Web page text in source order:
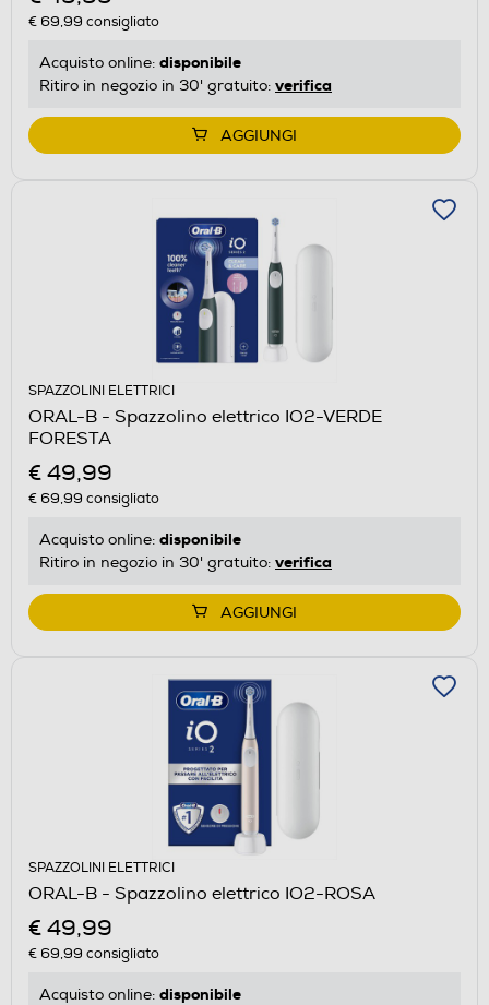
€ 69,99 consigliato
Acquisto online: disponibile
Ritiro in negozio in 30' gratuito: verifica
AGGIUNGI
SPAZZOLINI ELETTRICI
ORAL-B - Spazzolino elettrico IO2-VERDE
FORESTA
€ 49,99
€ 69,99 consigliato
Acquisto online: disponibile
Ritiro in negozio in 30' gratuito: verifica
AGGIUNGI
SPAZZOLINI ELETTRICI
ORAL-B - Spazzolino elettrico IO2-ROSA
€ 49,99
€ 69,99 consigliato
Acquisto online: disponibile